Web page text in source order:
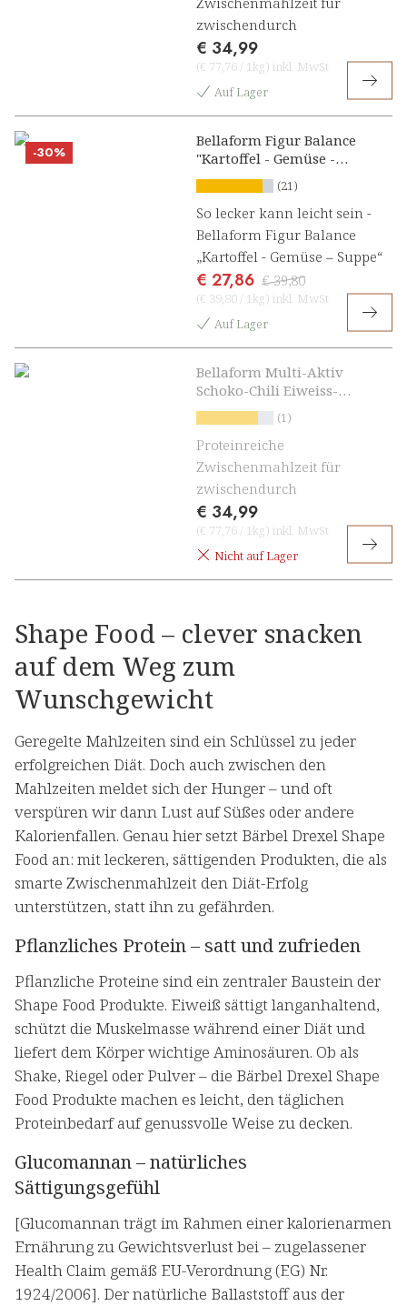
zwischendurch
€ 34,99
(€ 77,76 / 1kg) inkl. MwSt
Auf Lager
-30%
Bellaform Figur Balance
"Kartoffel - Gemüse -
Suppe"
(21)
So lecker kann leicht sein -
Bellaform Figur Balance
„Kartoffel - Gemüse – Suppe“
€ 27,86 € 39,80
(€ 39,80 / 1kg) inkl. MwSt
Auf Lager
Bellaform Multi-Aktiv
Schoko-Chili Eiweiss-
Shake
(1)
Proteinreiche
Zwischenmahlzeit für
zwischendurch
€ 34,99
(€ 77,76 / 1kg) inkl. MwSt
Nicht auf Lager
Shape Food – clever snacken
auf dem Weg zum
Wunschgewicht
Geregelte Mahlzeiten sind ein Schlüssel zu jeder
erfolgreichen Diät. Doch auch zwischen den
Mahlzeiten meldet sich der Hunger – und oft
verspüren wir dann Lust auf Süßes oder andere
Kalorienfallen. Genau hier setzt Bärbel Drexel Shape
Food an: mit leckeren, sättigenden Produkten, die als
smarte Zwischenmahlzeit den Diät-Erfolg
unterstützen, statt ihn zu gefährden.
Pflanzliches Protein – satt und zufrieden
Pflanzliche Proteine sind ein zentraler Baustein der
Shape Food Produkte. Eiweiß sättigt langanhaltend,
schützt die Muskelmasse während einer Diät und
liefert dem Körper wichtige Aminosäuren. Ob als
Shake, Riegel oder Pulver – die Bärbel Drexel Shape
Food Produkte machen es leicht, den täglichen
Proteinbedarf auf genussvolle Weise zu decken.
Glucomannan – natürliches
Sättigungsgefühl
[Glucomannan trägt im Rahmen einer kalorienarmen
Ernährung zu Gewichtsverlust bei – zugelassener
Health Claim gemäß EU-Verordnung (EG) Nr.
1924/2006]. Der natürliche Ballaststoff aus der